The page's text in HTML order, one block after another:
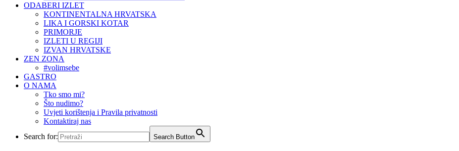
ODABERI IZLET
KONTINENTALNA HRVATSKA
LIKA I GORSKI KOTAR
PRIMORJE
IZLETI U REGIJI
IZVAN HRVATSKE
ZEN ZONA
#volimsebe
GASTRO
O NAMA
Tko smo mi?
Što nudimo?
Uvjeti korištenja i Pravila privatnosti
Kontaktiraj nas
Search for:
Search Button